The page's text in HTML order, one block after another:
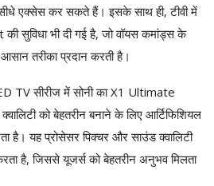
एक्सेस कर सकते हैं। इसके साथ ही, टीवी में
सुविधा भी दी गई है, जो वॉयस कमांड्स के
तरीका प्रदान करती है।
TV सीरीज में सोनी का X1 Ultimate
को बेहतरीन बनाने के लिए आर्टिफिशियल
है। यह प्रोसेसर पिक्चर और साउंड क्वालिटी
है, जिससे यूजर्स को बेहतरीन अनुभव मिलता